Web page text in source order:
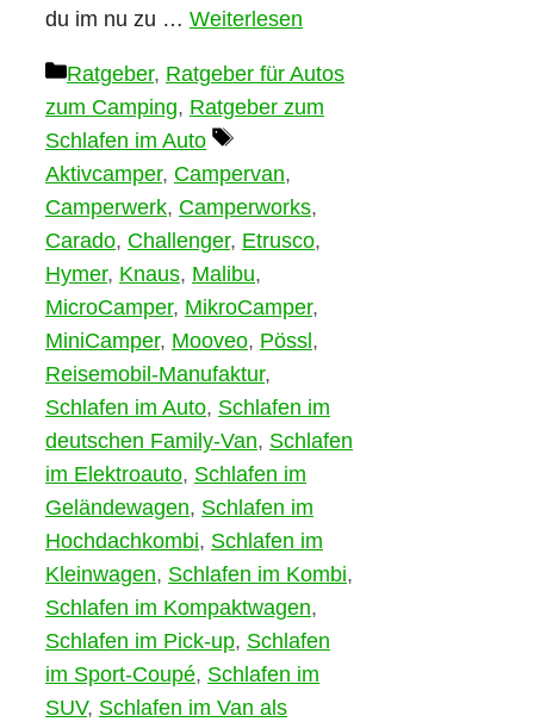
du im nu zu … Weiterlesen
Kategorien
Ratgeber, Ratgeber für Autos
zum Camping, Ratgeber zum
Schlafen im Auto
Schlagwörter
Aktivcamper, Campervan,
Camperwerk, Camperworks,
Carado, Challenger, Etrusco,
Hymer, Knaus, Malibu,
MicroCamper, MikroCamper,
MiniCamper, Mooveo, Pössl ,
Reisemobil-Manufaktur,
Schlafen im Auto, Schlafen im
deutschen Family-Van, Schlafen
im Elektroauto, Schlafen im
Geländewagen, Schlafen im
Hochdachkombi, Schlafen im
Kleinwagen, Schlafen im Kombi,
Schlafen im Kompaktwagen,
Schlafen im Pick-up, Schlafen
im Sport-Coupé, Schlafen im
SUV, Schlafen im Van als